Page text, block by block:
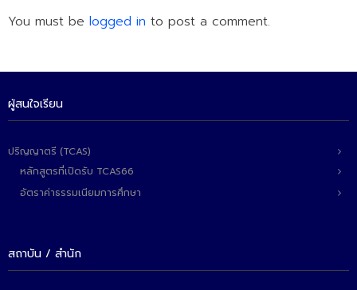
You must be logged in to post a comment.
ผู้สนใจเรียน
ปริญญาตรี (TCAS)
หลักสูตรที่เปิดรับ TCAS66
อัตราค่าธรรมเนียมการศึกษา
สถาบัน / สำนัก